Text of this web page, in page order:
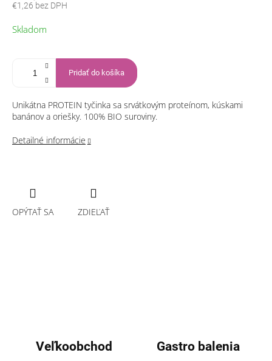
€1,26 bez DPH
cena:
Skladom
Pridať do košíka
Unikátna PROTEIN tyčinka sa srvátkovým proteínom, kúskami
banánov a oriešky. 100% BIO suroviny.
Detailné informácie
OPÝTAŤ SA ZDIEĽAŤ
Veľkoobchod Gastro balenia